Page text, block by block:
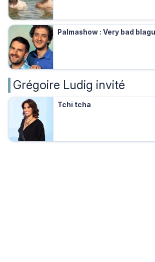
Palmashow : Very bad
Grégoire Ludig invité
Tchi tcha